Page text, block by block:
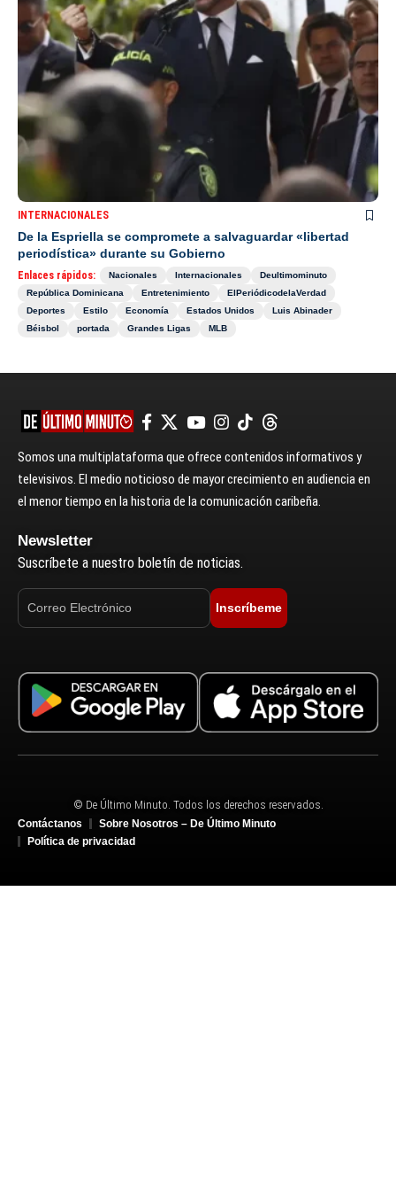
INTERNACIONALES
De la Espriella se compromete a salvaguardar «libertad
periodística» durante su Gobierno
Enlaces rápidos: Nacionales Internacionales
Deultimominuto
República Dominicana
Entretenimiento
ElPeriódicodelaVerdad
Deportes
Estilo Economía Estados Unidos
Luis Abinader
Béisbol
portada Grandes Ligas MLB
Somos una multiplataforma que ofrece contenidos informativos y
televisivos. El medio noticioso de mayor crecimiento en audiencia en
el menor tiempo en la historia de la comunicación caribeña.
Newsletter
Suscríbete a nuestro boletín de noticias.
Inscríbeme
© De Último Minuto. Todos los derechos reservados.
Contáctanos
Sobre Nosotros – De Último Minuto
Política de privacidad